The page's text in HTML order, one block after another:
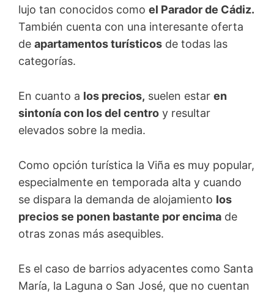
lujo tan conocidos como el Parador de Cádiz.
También cuenta con una interesante oferta
de apartamentos turísticos de todas las
categorías.
En cuanto a los precios, suelen estar en
sintonía con los del centro y resultar
elevados sobre la media.
Como opción turística la Viña es muy popular,
especialmente en temporada alta y cuando
se dispara la demanda de alojamiento los
precios se ponen bastante por encima de
otras zonas más asequibles.
Es el caso de barrios adyacentes como Santa
María, la Laguna o San José, que no cuentan